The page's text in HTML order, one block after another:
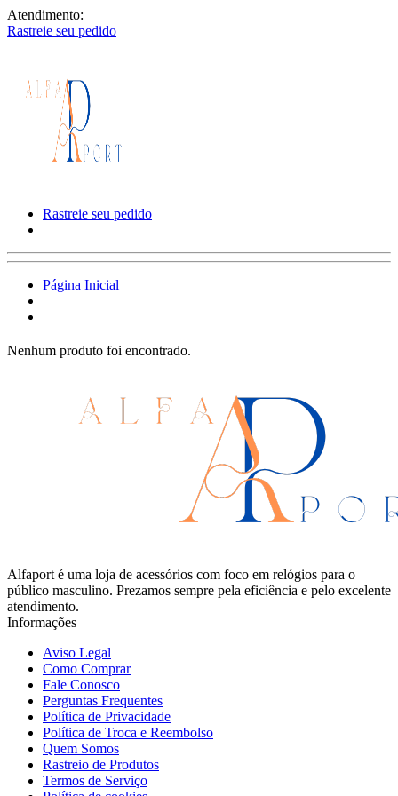
Atendimento:
Rastreie seu pedido
Rastreie seu pedido
Página Inicial
Nenhum produto foi encontrado.
Alfaport é uma loja de acessórios com foco em relógios para o
público masculino. Prezamos sempre pela eficiência e pelo excelente
atendimento.
Informações
Aviso Legal
Como Comprar
Fale Conosco
Perguntas Frequentes
Política de Privacidade
Política de Troca e Reembolso
Quem Somos
Rastreio de Produtos
Termos de Serviço